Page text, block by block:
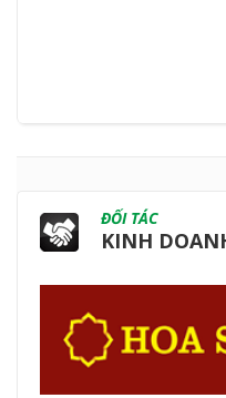
ĐỐI TÁC
KINH